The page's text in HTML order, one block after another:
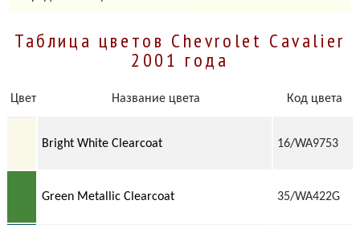
Таблица цветов Chevrolet Cavalier
2001 года
Цвет Название цвета Код цвета
Bright White Clearcoat 16/WA9753
Green Metallic Clearcoat 35/WA422G